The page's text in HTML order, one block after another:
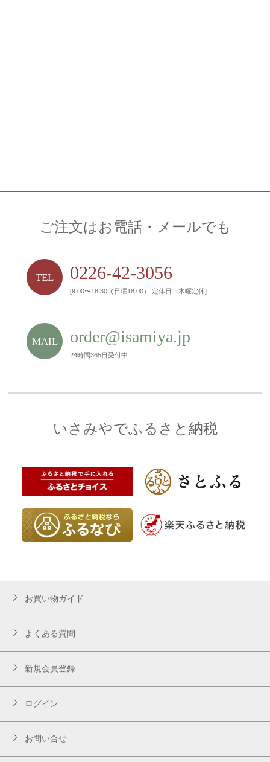
ご注文はお電話・メールでも
TEL 0226-42-3056
[9:00〜18:30（日曜18:00） 定休日：木曜定休]
MAIL order@isamiya.jp
24時間365日受付中
いさみやでふるさと納税
お買い物ガイド
よくある質問
新規会員登録
ログイン
お問い合せ